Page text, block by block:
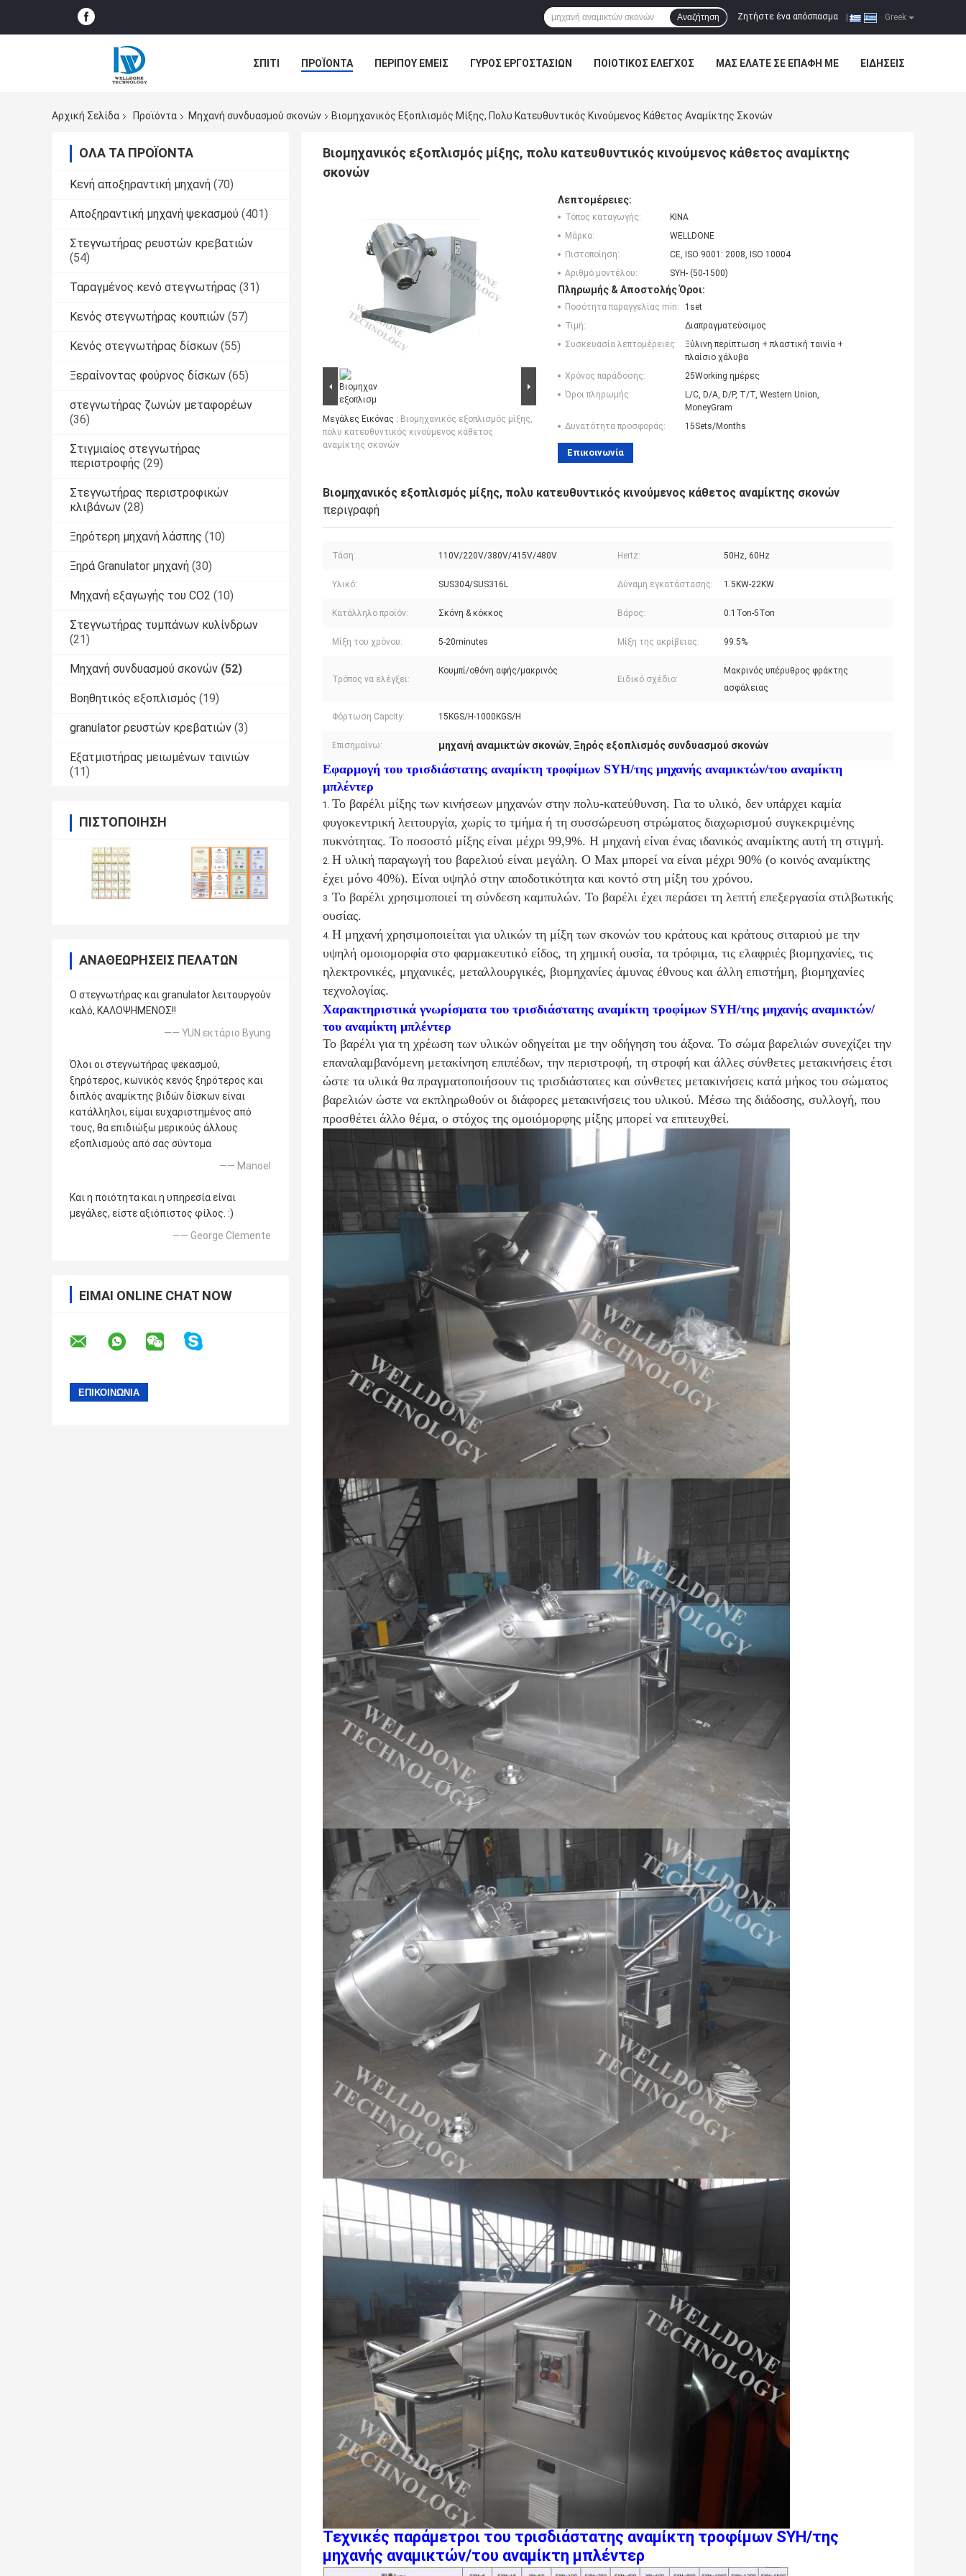
Greek
Ζητήστε ένα απόσπασμα
Αναζήτηση
ΣΠΊΤΙ ΠΡΟΪΌΝΤΑ ΠΕΡΊΠΟΥ ΕΜΕΊΣ ΓΎΡΟΣ ΕΡΓΟΣΤΑΣΊΩΝ ΠΟΙΟΤΙΚΌΣ ΈΛΕΓΧΟΣ ΜΑΣ ΕΛΆΤΕ ΣΕ ΕΠΑΦΉ ΜΕ ΕΙΔΉΣΕΙΣ
Αρχική Σελίδα
Προϊόντα Μηχανή συνδυασμού σκονών Βιομηχανικός Εξοπλισμός Μίξης, Πολυ Κατευθυντικός Κινούμενος Κάθετος Αναμίκτης Σκονών
ΌΛΑ ΤΑ ΠΡΟΪΌΝΤΑ
Κενή αποξηραντική μηχανή (70)
Αποξηραντική μηχανή ψεκασμού (401)
Στεγνωτήρας ρευστών κρεβατιών
(54)
Ταραγμένος κενό στεγνωτήρας (31)
Κενός στεγνωτήρας κουπιών (57)
Κενός στεγνωτήρας δίσκων (55)
Ξεραίνοντας φούρνος δίσκων (65)
στεγνωτήρας ζωνών μεταφορέων
(36)
Στιγμιαίος στεγνωτήρας
περιστροφής (29)
Στεγνωτήρας περιστροφικών
κλιβάνων (28)
Ξηρότερη μηχανή λάσπης (10)
Ξηρά Granulator μηχανή (30)
Μηχανή εξαγωγής του CO2 (10)
Στεγνωτήρας τυμπάνων κυλίνδρων
(21)
Μηχανή συνδυασμού σκονών (52)
Βοηθητικός εξοπλισμός (19)
granulator ρευστών κρεβατιών (3)
Εξατμιστήρας μειωμένων ταινιών
(11)
ΠΙΣΤΟΠΟΊΗΣΗ
ΑΝΑΘΕΩΡΉΣΕΙΣ ΠΕΛΑΤΏΝ
Ο στεγνωτήρας και granulator λειτουργούν
καλό, ΚΑΛΟΨΗΜΕΝΟΣ!!
—— YUN εκτάριο Byung
Όλοι οι στεγνωτήρας ψεκασμού,
ξηρότερος, κωνικός κενός ξηρότερος και
διπλός αναμίκτης βιδών δίσκων είναι
κατάλληλοι, είμαι ευχαριστημένος από
τους, θα επιδιώξω μερικούς άλλους
εξοπλισμούς από σας σύντομα
—— Manoel
Και η ποιότητα και η υπηρεσία είναι
μεγάλες, είστε αξιόπιστος φίλος. :)
—— George Clemente
ΕΊΜΑΙ ONLINE CHAT NOW
Βιομηχανικός εξοπλισμός μίξης, πολυ κατευθυντικός κινούμενος κάθετος αναμίκτης
σκονών
Μεγάλες Εικόνας : Βιομηχανικός εξοπλισμός μίξης,
πολυ κατευθυντικός κινούμενος κάθετος
αναμίκτης σκονών
Λεπτομέρειες:
Τόπος καταγωγής:
ΚΙΝΑ
Μάρκα:
WELLDONE
Πιστοποίηση:
CE, ISO 9001: 2008, ISO 10004
Αριθμό μοντέλου:
SYH- (50-1500)
Πληρωμής & Αποστολής Όροι:
Ποσότητα παραγγελίας min:
1set
Τιμή:
Διαπραγματεύσιμος
Συσκευασία λεπτομέρειες:
Ξύλινη περίπτωση + πλαστική ταινία +
πλαίσιο χάλυβα
Χρόνος παράδοσης:
25Working ημέρες
Όροι πληρωμής:
L/C, D/A, D/P, T/T, Western Union,
MoneyGram
Δυνατότητα προσφοράς:
15Sets/Months
Επικοινωνία
Βιομηχανικός εξοπλισμός μίξης, πολυ κατευθυντικός κινούμενος κάθετος αναμίκτης σκονών
περιγραφή
Τάση: 110V/220V/380V/415V/480V Hertz: 50Hz, 60Hz
Υλικό: SUS304/SUS316L Δύναμη εγκατάστασης: 1.5KW-22KW
Κατάλληλο προϊόν: Σκόνη & κόκκος Βάρος: 0.1Ton-5Ton
Μίξη του χρόνου: 5-20minutes Μίξη της ακρίβειας: 99.5%
Τρόπος να ελέγξει:
Κουμπί/οθόνη αφής/μακρινός
Ειδικό σχέδιο:
Μακρινός υπέρυθρος φράκτης
ασφάλειας
Φόρτωση Capcity: 15KGS/H-1000KGS/H
Επισημαίνω: μηχανή αναμικτών σκονών, Ξηρός εξοπλισμός συνδυασμού σκονών
Εφαρμογή του τρισδιάστατης αναμίκτη τροφίμων SYH/της μηχανής αναμικτών/του αναμίκτη
μπλέντερ
1. Το βαρέλι μίξης των κινήσεων μηχανών στην πολυ-κατεύθυνση. Για το υλικό, δεν υπάρχει καμία
φυγοκεντρική λειτουργία, χωρίς το τμήμα ή τη συσσώρευση στρώματος διαχωρισμού συγκεκριμένης
πυκνότητας. Το ποσοστό μίξης είναι μέχρι 99,9%. Η μηχανή είναι ένας ιδανικός αναμίκτης αυτή τη στιγμή.
2. Η υλική παραγωγή του βαρελιού είναι μεγάλη. Ο Max μπορεί να είναι μέχρι 90% (ο κοινός αναμίκτης
έχει μόνο 40%). Είναι υψηλό στην αποδοτικότητα και κοντό στη μίξη του χρόνου.
3. Το βαρέλι χρησιμοποιεί τη σύνδεση καμπυλών. Το βαρέλι έχει περάσει τη λεπτή επεξεργασία στιλβωτικής
ουσίας.
4. Η μηχανή χρησιμοποιείται για υλικών τη μίξη των σκονών του κράτους και κράτους σιταριού με την
υψηλή ομοιομορφία στο φαρμακευτικό είδος, τη χημική ουσία, τα τρόφιμα, τις ελαφριές βιομηχανίες, τις
ηλεκτρονικές, μηχανικές, μεταλλουργικές, βιομηχανίες άμυνας έθνους και άλλη επιστήμη, βιομηχανίες
τεχνολογίας.
Χαρακτηριστικά γνωρίσματα του τρισδιάστατης αναμίκτη τροφίμων SYH/της μηχανής αναμικτών/
του αναμίκτη μπλέντερ
Το βαρέλι για τη χρέωση των υλικών οδηγείται με την οδήγηση του άξονα. Το σώμα βαρελιών συνεχίζει την
επαναλαμβανόμενη μετακίνηση επιπέδων, την περιστροφή, τη στροφή και άλλες σύνθετες μετακινήσεις έτσι
ώστε τα υλικά θα πραγματοποιήσουν τις τρισδιάστατες και σύνθετες μετακινήσεις κατά μήκος του σώματος
βαρελιών ώστε να εκπληρωθούν οι διάφορες μετακινήσεις του υλικού. Μέσω της διάδοσης, συλλογή, που
προσθέτει άλλο θέμα, ο στόχος της ομοιόμορφης μίξης μπορεί να επιτευχθεί.
Τεχνικές παράμετροι του τρισδιάστατης αναμίκτη τροφίμων SYH/της
μηχανής αναμικτών/του αναμίκτη μπλέντερ